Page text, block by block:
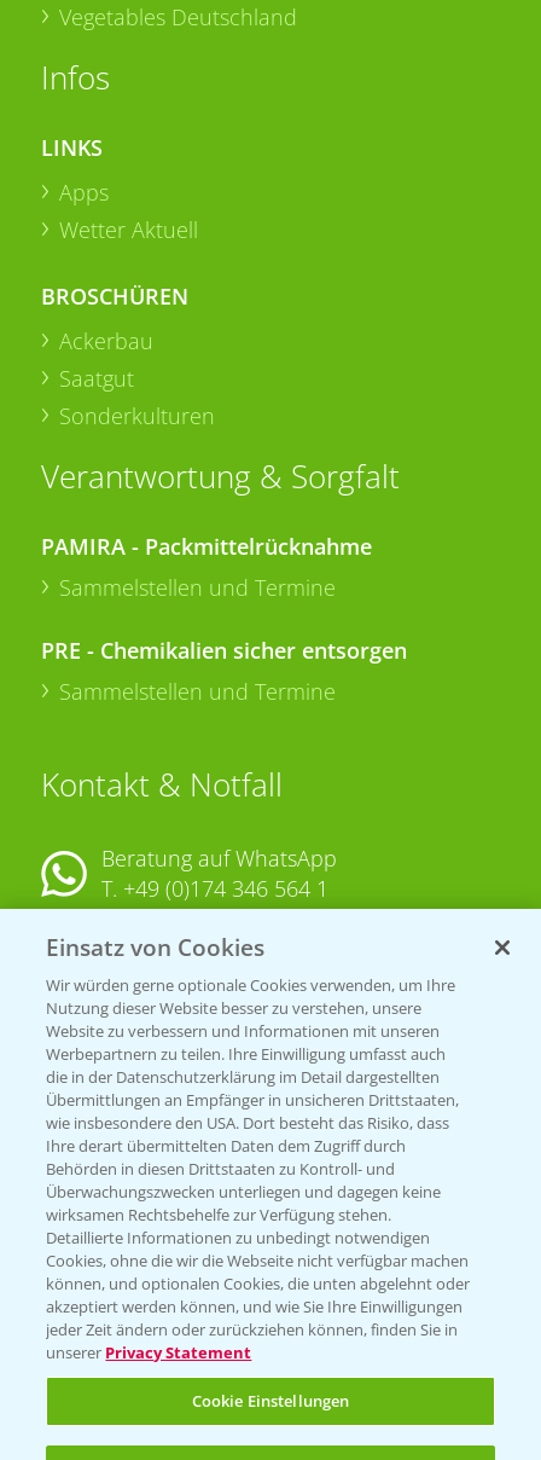
Vegetables Deutschland
Infos
LINKS
Apps
Wetter Aktuell
BROSCHÜREN
Ackerbau
Saatgut
Sonderkulturen
Verantwortung & Sorgfalt
PAMIRA - Packmittelrücknahme
Sammelstellen und Termine
PRE - Chemikalien sicher entsorgen
Sammelstellen und Termine
Kontakt & Notfall
Beratung auf WhatsApp
T. +49 (0)174 346 564 1
KONTAKT
Hilfe in Notfällen
T.+49 (0)214/30-20220
Folgen Sie uns
Einsatz von Cookies
Wir würden gerne optionale Cookies verwenden, um Ihre
Nutzung dieser Website besser zu verstehen, unsere
Website zu verbessern und Informationen mit unseren
Werbepartnern zu teilen. Ihre Einwilligung umfasst auch
die in der Datenschutzerklärung im Detail dargestellten
Übermittlungen an Empfänger in unsicheren Drittstaaten,
wie insbesondere den USA. Dort besteht das Risiko, dass
Ihre derart übermittelten Daten dem Zugriff durch
Behörden in diesen Drittstaaten zu Kontroll- und
Überwachungszwecken unterliegen und dagegen keine
wirksamen Rechtsbehelfe zur Verfügung stehen.
Detaillierte Informationen zu unbedingt notwendigen
Cookies, ohne die wir die Webseite nicht verfügbar machen
können, und optionalen Cookies, die unten abgelehnt oder
akzeptiert werden können, und wie Sie Ihre Einwilligungen
jeder Zeit ändern oder zurückziehen können, finden Sie in
unserer Privacy Statement
Cookie Einstellungen